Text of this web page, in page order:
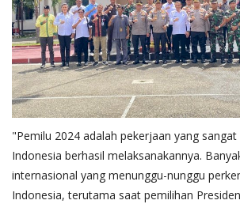
"Pemilu 2024 adalah pekerjaan yang
Indonesia berhasil melaksanakannya.
internasional yang menunggu-nunggu
Indonesia, terutama saat pemilihan